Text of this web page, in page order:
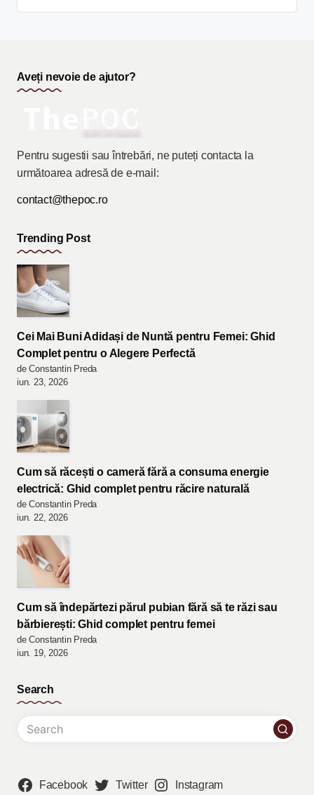
Aveți nevoie de ajutor?
Pentru sugestii sau întrebări, ne puteți contacta la
următoarea adresă de e-mail:
contact@thepoc.ro
Trending Post
Cei Mai Buni Adidași de Nuntă pentru Femei: Ghid
Complet pentru o Alegere Perfectă
de Constantin Preda
iun. 23, 2026
Cum să răcești o cameră fără a consuma energie
electrică: Ghid complet pentru răcire naturală
de Constantin Preda
iun. 22, 2026
Cum să îndepărtezi părul pubian fără să te răzi sau
bărbierești: Ghid complet pentru femei
de Constantin Preda
iun. 19, 2026
Search
Facebook Twitter Instagram